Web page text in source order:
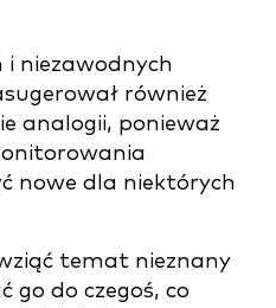
i niezawodnych
również
analogii, ponieważ
nowe dla niektórych
temat nieznany
go do czegoś, co